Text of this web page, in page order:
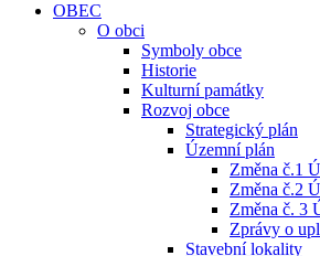
OBEC
O obci
Symboly obce
Historie
Kulturní památky
Rozvoj obce
Strategický plán
Územní plán
Změna č.1
Změna č.2
Změna č. 3
Zprávy o
Stavební lokality